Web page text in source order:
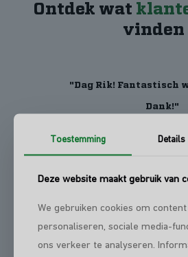
Ontdek wat
vinden
"Dag Rik! Fantastisch
Dank!"
Toestemming Details
Deze website maakt gebruik van
We gebruiken cookies om
personaliseren, sociale media-
ons verkeer te analyseren.